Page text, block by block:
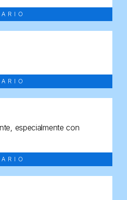
especialmente con